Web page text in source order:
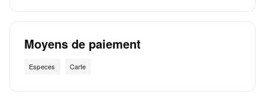
Moyens de paiement
Especes Carte